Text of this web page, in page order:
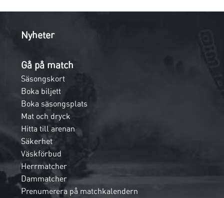
Nyheter
Gå på match
Säsongskort
Boka biljett
Boka säsongsplats
Mat och dryck
Hitta till arenan
Säkerhet
Väskförbud
Herrmatcher
Dammatcher
Prenumerera på matchkalendern